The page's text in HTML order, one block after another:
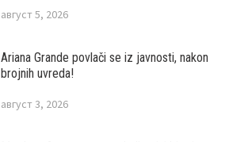
август 5, 2026
Ariana Grande povlači se iz javnosti, nakon
brojnih uvreda!
август 3, 2026